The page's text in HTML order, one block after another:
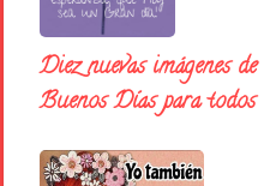
Diez nuevas imágenes de
Buenos Días para todos